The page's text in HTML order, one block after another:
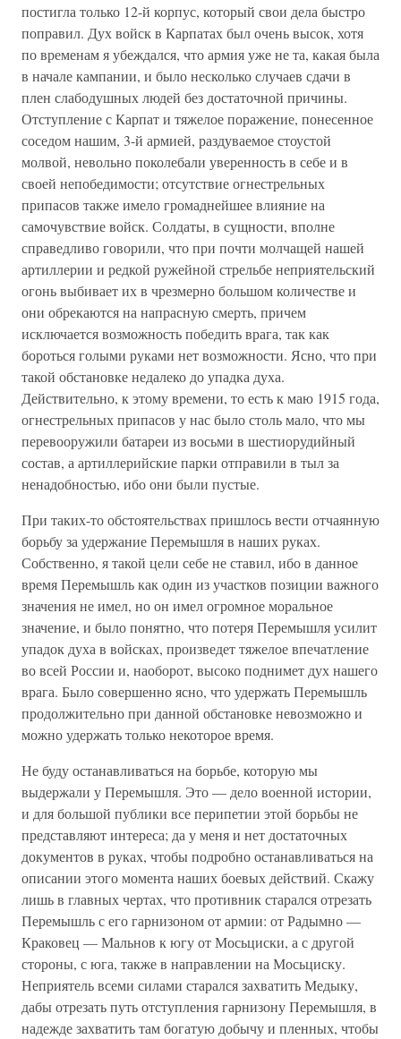
постигла только 12-й корпус, который свои дела быстро
поправил. Дух войск в Карпатах был очень высок, хотя
по временам я убеждался, что армия уже не та, какая была
в начале кампании, и было несколько случаев сдачи в
плен слабодушных людей без достаточной причины.
Отступление с Карпат и тяжелое поражение, понесенное
соседом нашим, 3-й армией, раздуваемое стоустой
молвой, невольно поколебали уверенность в себе и в
своей непобедимости; отсутствие огнестрельных
припасов также имело громаднейшее влияние на
самочувствие войск. Солдаты, в сущности, вполне
справедливо говорили, что при почти молчащей нашей
артиллерии и редкой ружейной стрельбе неприятельский
огонь выбивает их в чрезмерно большом количестве и
они обрекаются на напрасную смерть, причем
исключается возможность победить врага, так как
бороться голыми руками нет возможности. Ясно, что при
такой обстановке недалеко до упадка духа.
Действительно, к этому времени, то есть к маю 1915 года,
огнестрельных припасов у нас было столь мало, что мы
перевооружили батареи из восьми в шестиорудийный
состав, а артиллерийские парки отправили в тыл за
ненадобностью, ибо они были пустые.
При таких-то обстоятельствах пришлось вести отчаянную
борьбу за удержание Перемышля в наших руках.
Собственно, я такой цели себе не ставил, ибо в данное
время Перемышль как один из участков позиции важного
значения не имел, но он имел огромное моральное
значение, и было понятно, что потеря Перемышля усилит
упадок духа в войсках, произведет тяжелое впечатление
во всей России и, наоборот, высоко поднимет дух нашего
врага. Было совершенно ясно, что удержать Перемышль
продолжительно при данной обстановке невозможно и
можно удержать только некоторое время.
Не буду останавливаться на борьбе, которую мы
выдержали у Перемышля. Это — дело военной истории,
и для большой публики все перипетии этой борьбы не
представляют интереса; да у меня и нет достаточных
документов в руках, чтобы подробно останавливаться на
описании этого момента наших боевых действий. Скажу
лишь в главных чертах, что противник старался отрезать
Перемышль с его гарнизоном от армии: от Радымно —
Краковец — Мальнов к югу от Мосьциски, а с другой
стороны, с юга, также в направлении на Мосьциску.
Неприятель всеми силами старался захватить Медыку,
дабы отрезать путь отступления гарнизону Перемышля, в
надежде захватить там богатую добычу и пленных, чтобы